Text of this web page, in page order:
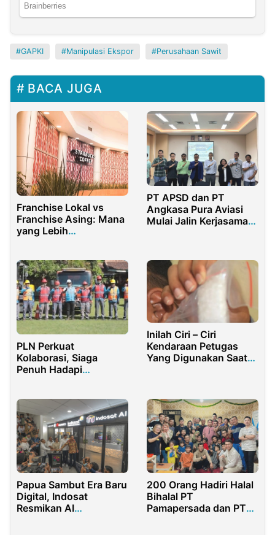
GAPKI Manipulasi Ekspor Perusahaan Sawit
BACA JUGA
Franchise Lokal vs
Franchise Asing: Mana
yang Lebih
PT APSD dan PT
Angkasa Pura Aviasi
Mulai Jalin Kerjasama
PLN Perkuat
Kolaborasi, Siaga
Penuh Hadapi
Inilah Ciri – Ciri
Kendaraan Petugas
Yang Digunakan Saat
Papua Sambut Era Baru
Digital, Indosat
Resmikan AI
200 Orang Hadiri Halal
Bihalal PT
Pamapersada dan PT